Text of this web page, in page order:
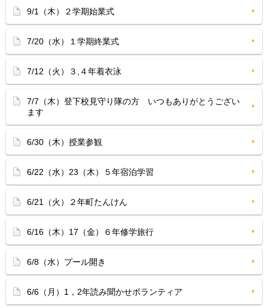
9/1（木）２学期始業式
7/20（水）１学期終業式
7/12（火）３,４年着衣泳
7/7（木）登下校見守り隊の方 いつもありがとうござい
ます
6/30（木）授業参観
6/22（水）23（木）５年宿泊学習
6/21（火）２年町たんけん
6/16（木）17（金）６年修学旅行
6/8（水）プール開き
6/6（月）1，2年読み聞かせボランティア